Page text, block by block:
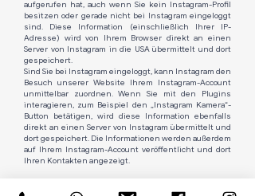
aufgerufen hat, auch wenn Sie kein Instagram-Profil
besitzen oder gerade nicht bei Instagram eingeloggt
sind. Diese Information (einschließlich Ihrer IP-
Adresse) wird von Ihrem Browser direkt an einen
Server von Instagram in die USA übermittelt und dort
gespeichert.​
Sind Sie bei Instagram eingeloggt, kann Instagram den
Besuch unserer Website Ihrem Instagram-Account
unmittelbar zuordnen. Wenn Sie mit den Plugins
interagieren, zum Beispiel den „Instagram Kamera“-
Button betätigen, wird diese Information ebenfalls
direkt an einen Server von Instagram übermittelt und
dort gespeichert. Die Informationen werden außerdem
auf Ihrem Instagram-Account veröffentlicht und dort
Ihren Kontakten angezeigt.​